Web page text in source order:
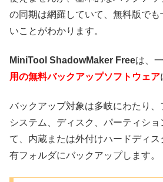
の同期は網羅していて、無料版で
いことがわかります。
MiniTool ShadowMaker Freeは、
用の無料バックアップソフトウェア
バックアップ対象は多岐にわたり、
システム、ディスク、パーティシ
て、内蔵または外付けハードディ
有フォルダにバックアップします。